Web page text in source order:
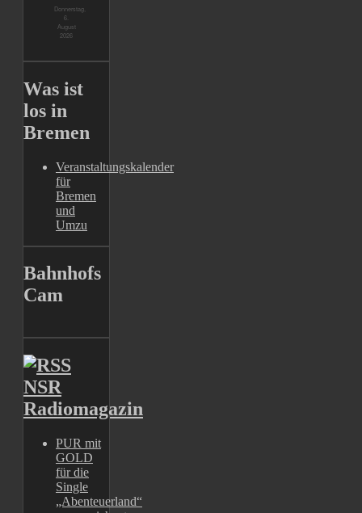
Was ist
los in
Bremen
Veranstaltungskalender
für
Bremen
und
Umzu
Bahnhofs
Cam
NSR
Radiomagazin
PUR mit
GOLD
für die
Single
„Abenteuerland“